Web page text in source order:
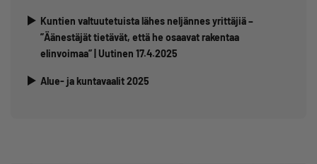
Kuntien valtuutetuista lähes neljännes yrittäjiä –
”Äänestäjät tietävät, että he osaavat rakentaa
elinvoimaa” | Uutinen 17.4.2025
Alue- ja kuntavaalit 2025